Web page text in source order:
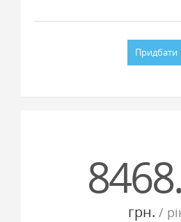
Придбати
грн. /